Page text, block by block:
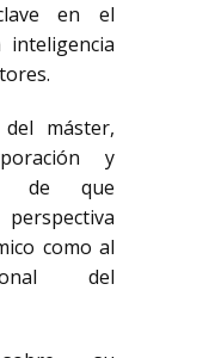
en el
máster,
y
de que
como al
del